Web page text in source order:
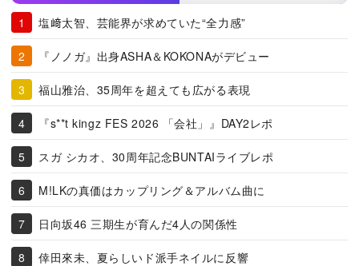
塩﨑太智、芸能界が求めていた“全力感”
『ノノガ』出身ASHA＆KOKONAがデビュー
福山雅治、35周年を超えても広がる表現
『s**t kingz FES 2026 「会社」』DAY2レポ
スガ シカオ、30周年記念BUNTAIライブレポ
M!LKの真価はカップリング＆アルバム曲に
日向坂46 三期生が育んだ4人の関係性
倖田來未、夏らしいド派手ネイルに反響